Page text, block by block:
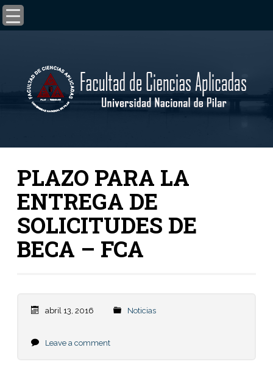
PLAZO PARA LA
ENTREGA DE
SOLICITUDES DE
BECA – FCA
abril 13, 2016 Noticias
Leave a comment